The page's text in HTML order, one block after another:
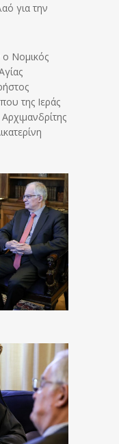
για την
Νομικός
της Ιεράς